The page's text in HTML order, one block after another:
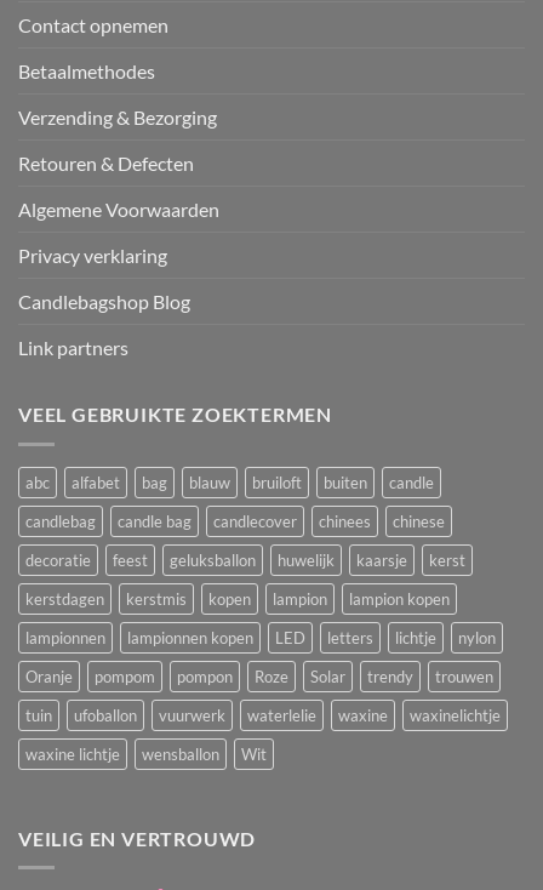
Contact opnemen
Betaalmethodes
Verzending & Bezorging
Retouren & Defecten
Algemene Voorwaarden
Privacy verklaring
Candlebagshop Blog
Link partners
VEEL GEBRUIKTE ZOEKTERMEN
abc alfabet bag blauw bruiloft buiten
candle
candlebag
candle bag candlecover chinees
chinese
decoratie
feest geluksballon huwelijk kaarsje
kerst
kerstdagen
kerstmis kopen lampion
lampion kopen
lampionnen
lampionnen kopen LED letters lichtje
nylon
Oranje
pompom pompon Roze Solar trendy
trouwen
tuin
ufoballon vuurwerk waterlelie waxine
waxinelichtje
waxine lichtje
wensballon Wit
VEILIG EN VERTROUWD